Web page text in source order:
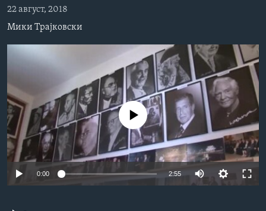
навигација
Пребарувај
ПОЛИТИКА
ЗДРАВЈЕ
УМЕТНОСТ И ЗАБАВА
ИНТЕРВЈУА
ВЕСТИ ОД САД ВО МИНУТА - АРХИВА
ИЗБОРИ ВО САД 2020 - АРХИВА
Learning English
НАКУСО...
Јазици
22 август, 2018
Мики Трајковски
No media source currently available
0:00 2:55